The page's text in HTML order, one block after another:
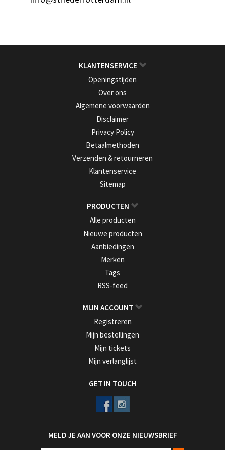
KLANTENSERVICE
Openingstijden
Over ons
Algemene voorwaarden
Disclaimer
Privacy Policy
Betaalmethoden
Verzenden & retourneren
Klantenservice
Sitemap
PRODUCTEN
Alle producten
Nieuwe producten
Aanbiedingen
Merken
Tags
RSS-feed
MIJN ACCOUNT
Registreren
Mijn bestellingen
Mijn tickets
Mijn verlanglijst
GET IN TOUCH
MELD JE AAN VOOR ONZE NIEUWSBRIEF